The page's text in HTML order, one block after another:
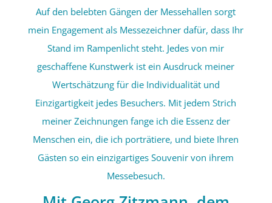
Auf den belebten Gängen der Messehallen sorgt
mein Engagement als Messezeichner dafür, dass Ihr
Stand im Rampenlicht steht. Jedes von mir
geschaffene Kunstwerk ist ein Ausdruck meiner
Wertschätzung für die Individualität und
Einzigartigkeit jedes Besuchers. Mit jedem Strich
meiner Zeichnungen fange ich die Essenz der
Menschen ein, die ich porträtiere, und biete Ihren
Gästen so ein einzigartiges Souvenir von ihrem
Messebesuch.